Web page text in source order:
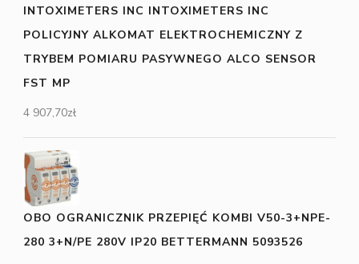
INTOXIMETERS INC INTOXIMETERS INC
POLICYJNY ALKOMAT ELEKTROCHEMICZNY Z
TRYBEM POMIARU PASYWNEGO ALCO SENSOR
FST MP
4 907,70zł
OBO OGRANICZNIK PRZEPIĘĆ KOMBI V50-3+NPE-
280 3+N/PE 280V IP20 BETTERMANN 5093526